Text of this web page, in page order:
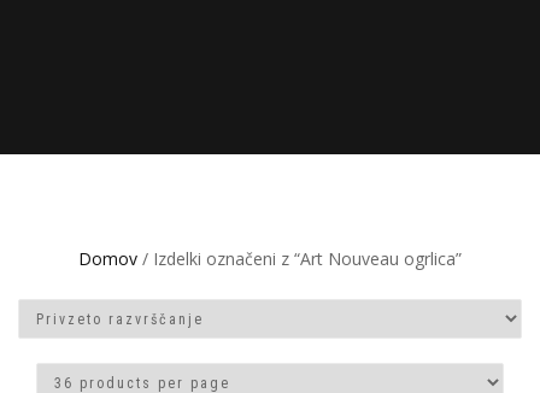
Domov / Izdelki označeni z “Art Nouveau ogrlica”